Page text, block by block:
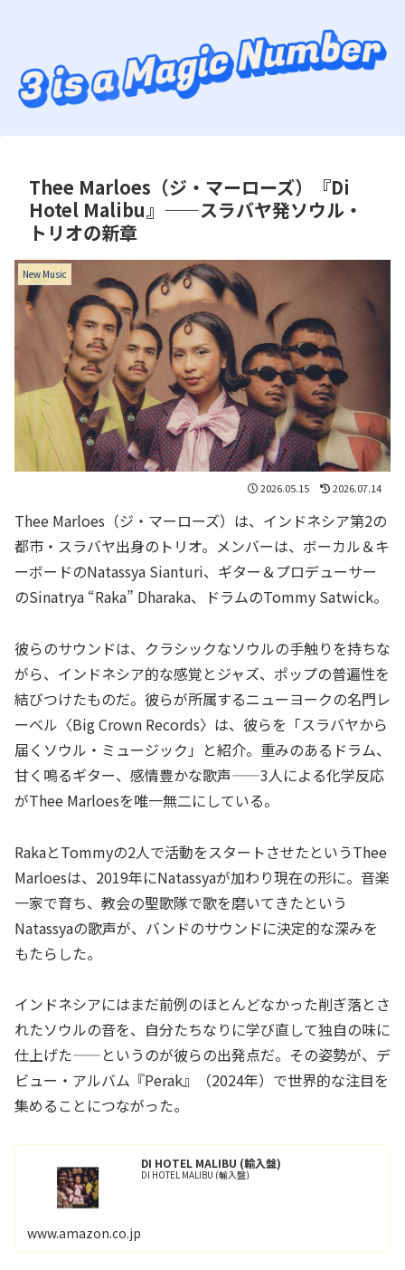
Thee Marloes（ジ・マーローズ）『Di
Hotel Malibu』——スラバヤ発ソウル・
トリオの新章
New Music
2026.05.15 2026.07.14
Thee Marloes（ジ・マーローズ）は、インドネシア第2の
都市・スラバヤ出身のトリオ。メンバーは、ボーカル＆キ
ーボードのNatassya Sianturi、ギター＆プロデューサー
のSinatrya “Raka” Dharaka、ドラムのTommy Satwick。
彼らのサウンドは、クラシックなソウルの手触りを持ちな
がら、インドネシア的な感覚とジャズ、ポップの普遍性を
結びつけたものだ。彼らが所属するニューヨークの名門レ
ーベル〈Big Crown Records〉は、彼らを「スラバヤから
届くソウル・ミュージック」と紹介。重みのあるドラム、
甘く鳴るギター、感情豊かな歌声——3人による化学反応
がThee Marloesを唯一無二にしている。
RakaとTommyの2人で活動をスタートさせたというThee
Marloesは、2019年にNatassyaが加わり現在の形に。音楽
一家で育ち、教会の聖歌隊で歌を磨いてきたという
Natassyaの歌声が、バンドのサウンドに決定的な深みを
もたらした。
インドネシアにはまだ前例のほとんどなかった削ぎ落とさ
れたソウルの音を、自分たちなりに学び直して独自の味に
仕上げた——というのが彼らの出発点だ。その姿勢が、デ
ビュー・アルバム『Perak』（2024年）で世界的な注目を
集めることにつながった。
DI HOTEL MALIBU (輸入盤)
DI HOTEL MALIBU (輸入盤)
www.amazon.co.jp